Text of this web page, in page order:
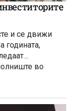
и се движи
годината,
во